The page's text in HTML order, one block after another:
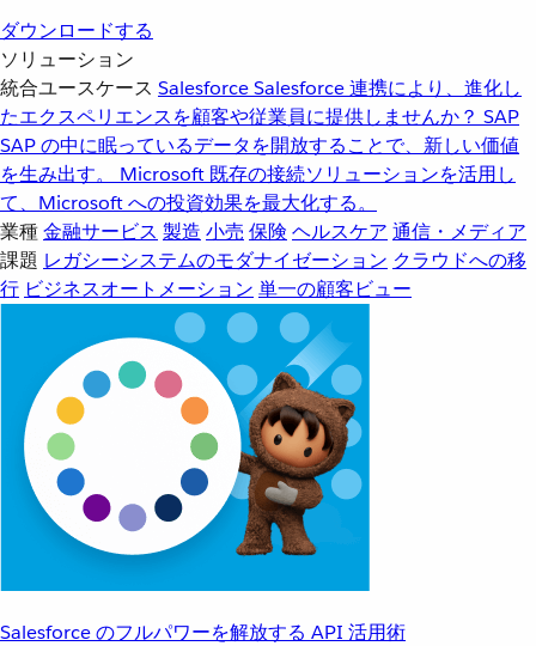
ダウンロードする
ソリューション
統合ユースケース SalesforceSalesforce 連携により、進化し
たエクスペリエンスを顧客や従業員に提供しませんか？ SAP
SAP の中に眠っているデータを開放することで、新しい価値
を生み出す。
Microsoft 既存の接続ソリューションを活用し
て、Microsoft への投資効果を最大化する。
業種金融サービス 製造 小売 保険 ヘルスケア 通信・メディア
課題 レガシーシステムのモダナイゼーション クラウドへの移
行 ビジネスオートメーション 単一の顧客ビュー
Salesforce のフルパワーを解放する API 活用術